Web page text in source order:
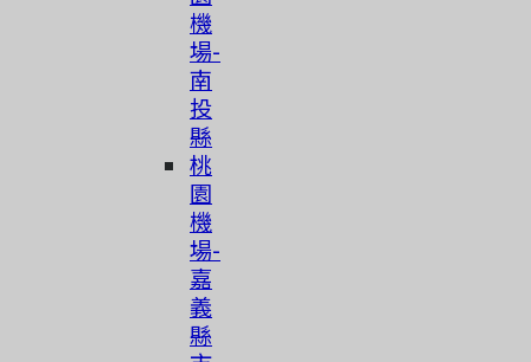
機
場-
南
投
縣
桃
園
機
場-
嘉
義
縣